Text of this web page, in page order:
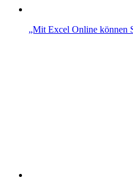
„Mit Excel Online können